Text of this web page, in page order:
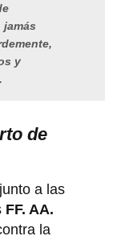
jamás
y
de
a las
FF. AA.
la